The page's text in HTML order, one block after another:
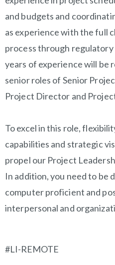
and budgets and
as experience with the full
process through regulatory
years of experience will be
senior roles of Senior
Project Director and
To excel in this role,
capabilities and strategic
propel our Project
In addition, you need to be
computer proficient and
interpersonal and
#LI-REMOTE